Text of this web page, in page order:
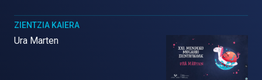
ZIENTZIA KAIERA
Ura Marten